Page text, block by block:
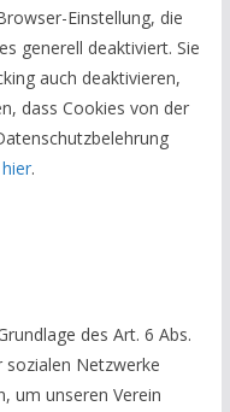
Einstellung, die
generell deaktiviert. Sie
auch deaktivieren,
dass Cookies von der
hier.
des Art. 6 Abs.
sozialen Netzwerke
um unseren Verein